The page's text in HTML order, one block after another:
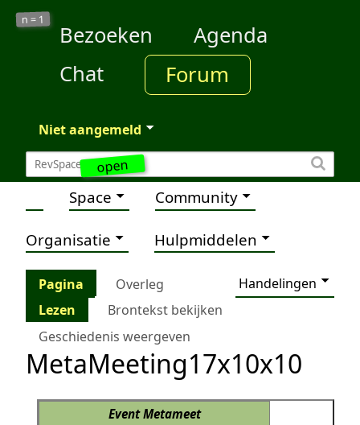
open
n = 1
Bezoeken
Agenda
Chat
Forum
Niet aangemeld
Space Community
Organisatie Hulpmiddelen
Pagina Overleg
Handelingen
Lezen
Brontekst bekijken
Geschiedenis weergeven
MetaMeeting17x10x10
EventMetameet